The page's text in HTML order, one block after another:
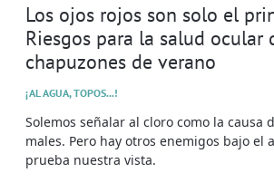
Los ojos rojos son solo el
Riesgos para la salud ocular
chapuzones de verano
¡AL AGUA, TOPOS...!
Solemos señalar al cloro como la causa
males. Pero hay otros enemigos bajo el
prueba nuestra vista.